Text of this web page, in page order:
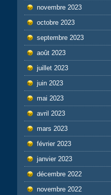
novembre 2023
octobre 2023
septembre 2023
août 2023
juillet 2023
juin 2023
mai 2023
avril 2023
mars 2023
février 2023
janvier 2023
décembre 2022
novembre 2022